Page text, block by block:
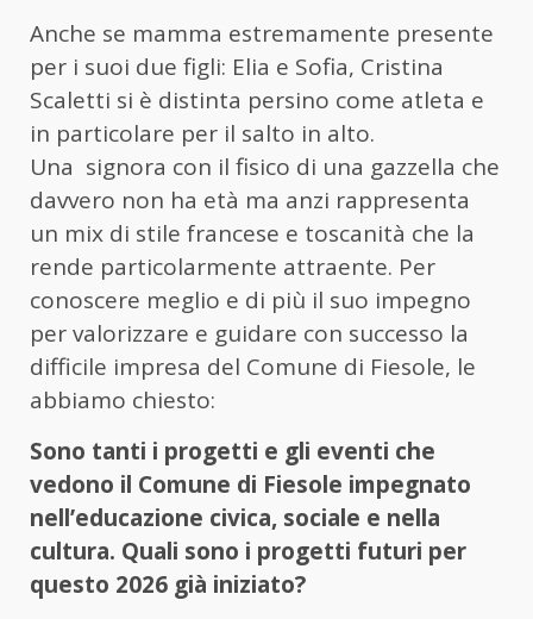
Anche se mamma estremamente presente
per i suoi due figli: Elia e Sofia, Cristina
Scaletti si è distinta persino come atleta e
in particolare per il salto in alto.
Una signora con il fisico di una gazzella che
davvero non ha età ma anzi rappresenta
un mix di stile francese e toscanità che la
rende particolarmente attraente. Per
conoscere meglio e di più il suo impegno
per valorizzare e guidare con successo la
difficile impresa del Comune di Fiesole, le
abbiamo chiesto:
Sono tanti i progetti e gli eventi che
vedono il Comune di Fiesole impegnato
nell’educazione civica, sociale e nella
cultura. Quali sono i progetti futuri per
questo 2026 già iniziato?